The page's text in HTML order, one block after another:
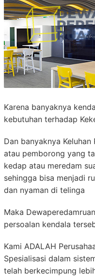
Karena banyaknya
kebutuhan terhadap
Dan banyaknya
atau pemborong yang
kedap atau meredam
sehingga bisa menjadi
dan nyaman di telinga
Maka
persoalan kendala
Kami ADALAH
Spesialisasi dalam
telah berkecimpung